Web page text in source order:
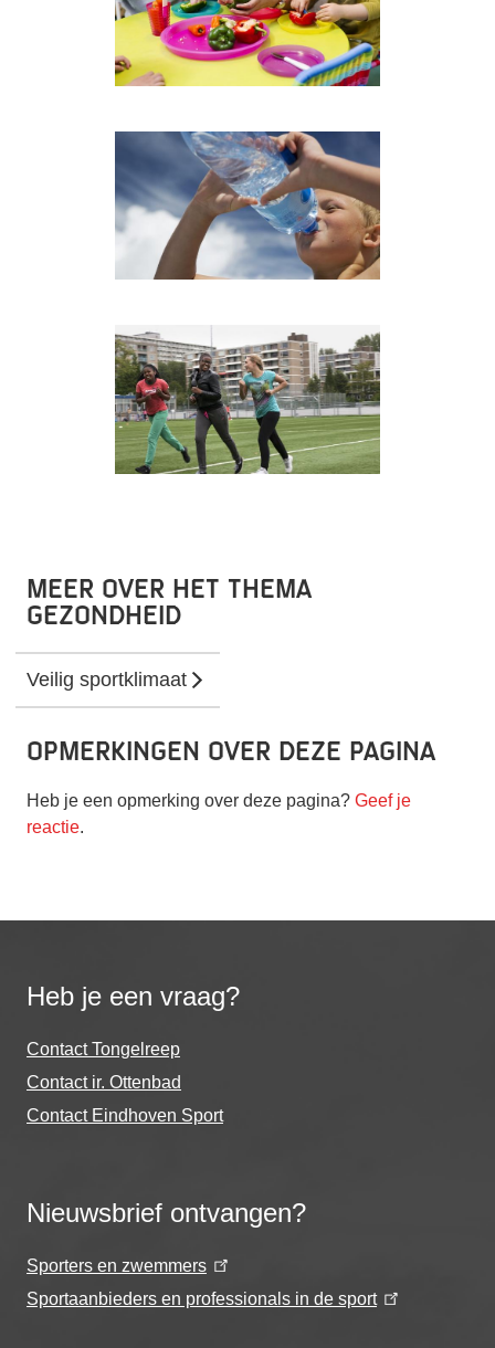
Meer over het thema
gezondheid
Veilig sportklimaat
Opmerkingen over deze pagina
Heb je een opmerking over deze pagina? Geef je
reactie.
Heb je een vraag?
Contact Tongelreep
Contact ir. Ottenbad
Contact Eindhoven Sport
Nieuwsbrief ontvangen?
Sporters en zwemmers
Sportaanbieders en professionals in de sport